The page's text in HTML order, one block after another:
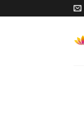
al